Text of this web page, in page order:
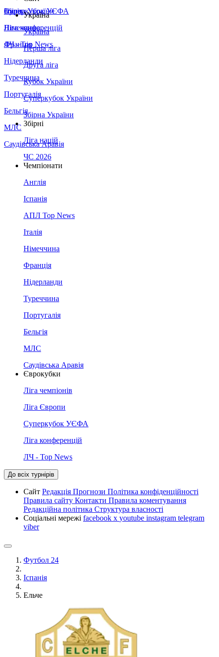
Збірна України
Італія
Німеччина
Франція
Нідерланди
Туреччина
Португалія
Бельгія
МЛС
Саудівська Аравія
Суперкубок УЄФА
Ліга конференцій
ЛЧ - Top News
Україна
Україна
Перша ліга
Друга ліга
Кубок України
Суперкубок України
Збірна України
Збірні
Ліга націй
ЧС 2026
Чемпіонати
Англія
Іспанія
АПЛ Top News
Італія
Німеччина
Франція
Нідерланди
Туреччина
Португалія
Бельгія
МЛС
Саудівська Аравія
Єврокубки
Ліга чемпіонів
Ліга Європи
Суперкубок УЄФА
Ліга конференцій
ЛЧ - Top News
До всіх турнірів
Сайт Редакція Прогнози Політика конфіденційності
Правила сайту Контакти Правила коментування
Редакційна політика Структура власності
Соціальні мережі facebook x youtube instagram telegram
viber
Футбол 24
Іспанія
Ельче